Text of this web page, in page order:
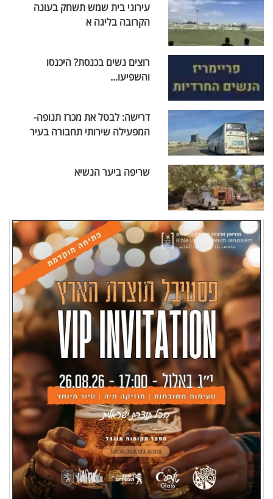
עירוני בית שמש תשחק בעונה
הקרובה בליגה א
רוצים נשים בכנסת? היכנסו
והשפיעו...
דרישה: לבטל את מכרז תנופה-
המפעילה שירותי תחבורה בעיר
שריפה ביער הנשיא